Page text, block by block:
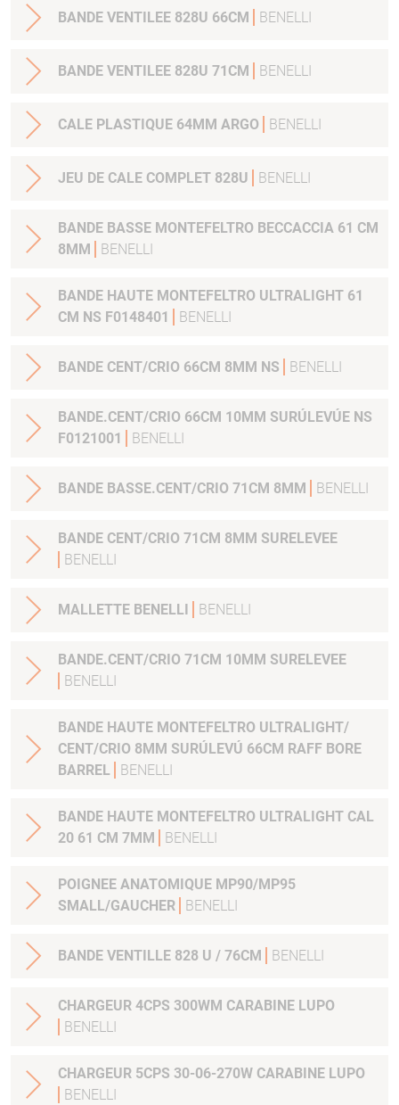
BANDE VENTILEE 828U 66CM BENELLI
BANDE VENTILEE 828U 71CM BENELLI
CALE PLASTIQUE 64MM ARGO BENELLI
JEU DE CALE COMPLET 828U BENELLI
BANDE BASSE MONTEFELTRO BECCACCIA 61 CM
8MM
BENELLI
BANDE HAUTE MONTEFELTRO ULTRALIGHT 61
CM NS F0148401
BENELLI
BANDE CENT/CRIO 66CM 8MM NS BENELLI
BANDE.CENT/CRIO 66CM 10MM SURÚLEVÚE NS
F0121001
BENELLI
BANDE BASSE.CENT/CRIO 71CM 8MM BENELLI
BANDE CENT/CRIO 71CM 8MM SURELEVEE
BENELLI
MALLETTE BENELLI BENELLI
BANDE.CENT/CRIO 71CM 10MM SURELEVEE
BENELLI
BANDE HAUTE MONTEFELTRO ULTRALIGHT/
CENT/CRIO 8MM SURÚLEVÚ 66CM RAFF BORE
BARREL
BENELLI
BANDE HAUTE MONTEFELTRO ULTRALIGHT CAL
20 61 CM 7MM
BENELLI
POIGNEE ANATOMIQUE MP90/MP95
SMALL/GAUCHER
BENELLI
BANDE VENTILLE 828 U / 76CM BENELLI
CHARGEUR 4CPS 300WM CARABINE LUPO
BENELLI
CHARGEUR 5CPS 30-06-270W CARABINE LUPO
BENELLI